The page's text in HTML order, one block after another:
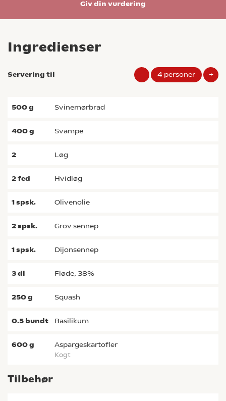
Giv din vurdering
Ingredienser
Servering til - 4 personer +
500g svinemørbrad
400g svampe
2 løg
2fed hvidløg
1spsk. olivenolie
2spsk. grov sennep
1spsk. dijonsennep
3dl fløde, 38%
250g squash
0.5 bundt basilikum
600g aspargeskartofler
kogt
Tilbehør